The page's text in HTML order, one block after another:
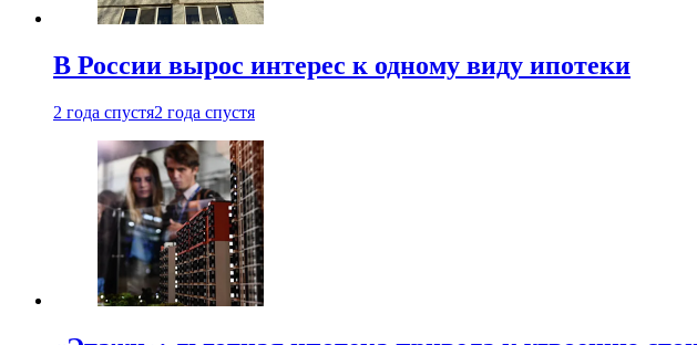
В России вырос интерес к одному виду ипотеки
2 года спустя2 года спустя